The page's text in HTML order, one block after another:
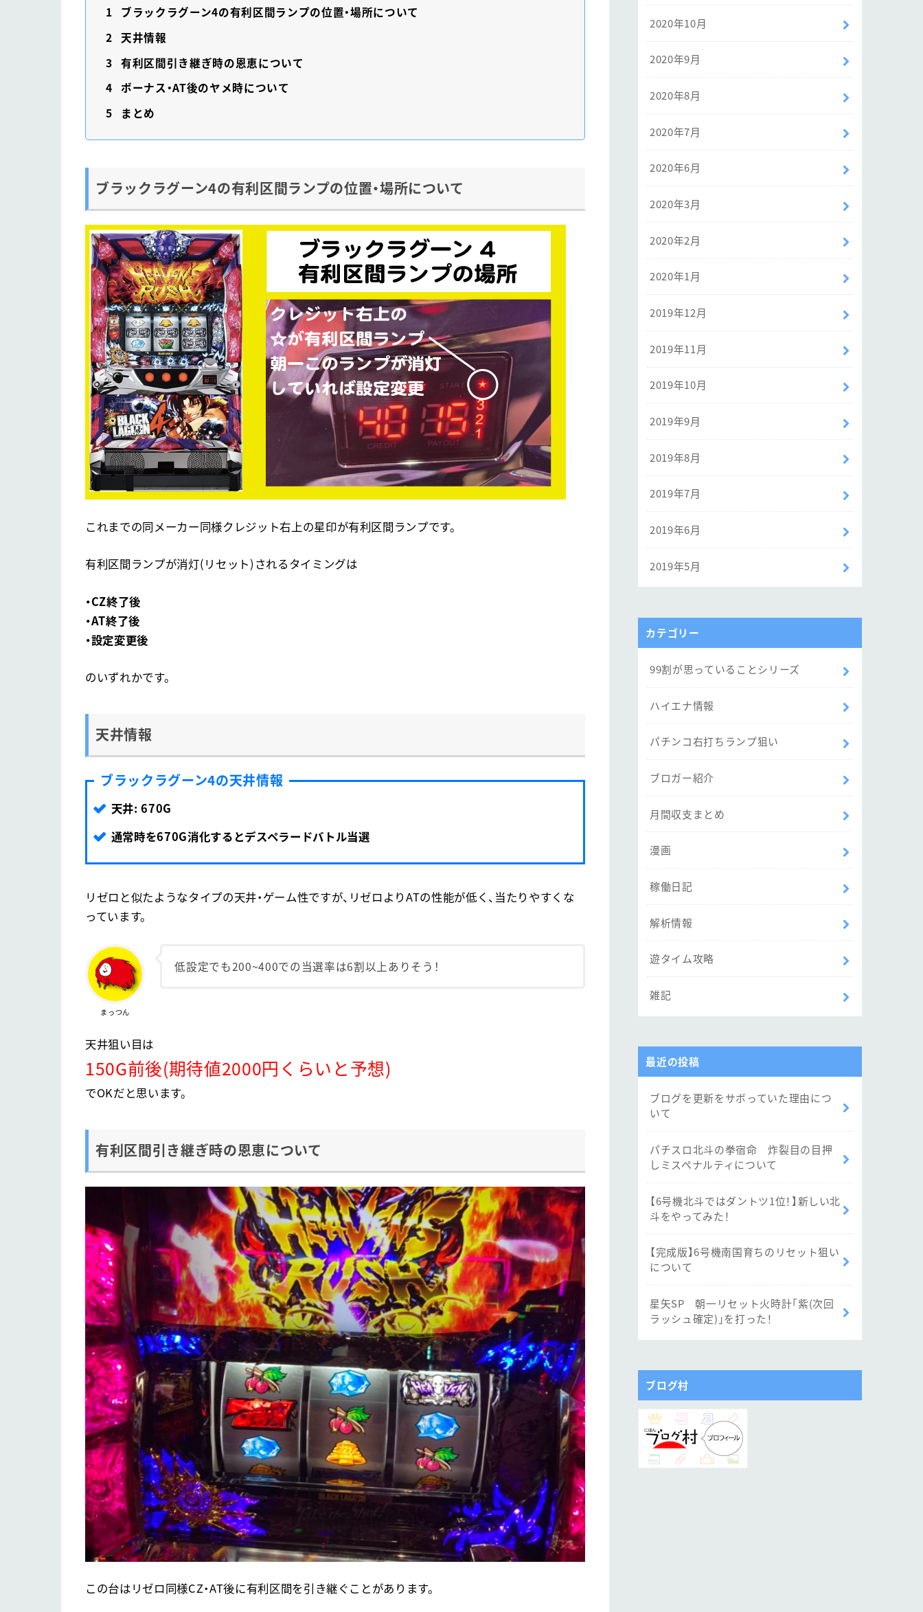
1
ブラックラグーン4の有利区間ランプの位置・場所について
2 天井情報
3 有利区間引き継ぎ時の恩恵について
4 ボーナス・AT後のヤメ時について
5
まとめ
ブラックラグーン4の有利区間ランプの位置・場所について
これまでの同メーカー同様クレジット右上の星印が有利区間ランプです。
有利区間ランプが消灯(リセット)されるタイミングは
・CZ終了後
・AT終了後
・設定変更後
のいずれかです。
天井情報
ブラックラグーン4の天井情報
天井: 670G
通常時を670G消化するとデスペラードバトル当選
リゼロと似たようなタイプの天井・ゲーム性ですが、リゼロよりATの性能が低く、当たりやすくな
っています。
まっつん
低設定でも200~400での当選率は6割以上ありそう！
天井狙い目は
150G前後(期待値2000円くらいと予想)
でOKだと思います。
有利区間引き継ぎ時の恩恵について
この台はリゼロ同様CZ・AT後に有利区間を引き継ぐことがあります。
2020年10月
2020年9月
2020年8月
2020年7月
2020年6月
2020年3月
2020年2月
2020年1月
2019年12月
2019年11月
2019年10月
2019年9月
2019年8月
2019年7月
2019年6月
2019年5月
カテゴリー
99割が思っていることシリーズ
ハイエナ情報
パチンコ右打ちランプ狙い
ブロガー紹介
月間収支まとめ
漫画
稼働日記
解析情報
遊タイム攻略
雑記
最近の投稿
ブログを更新をサボっていた理由につ
いて
パチスロ北斗の拳宿命 炸裂目の目押
しミスペナルティについて
【6号機北斗ではダントツ1位！】新しい北
斗をやってみた！
【完成版】6号機南国育ちのリセット狙い
について
星矢SP 朝一リセット火時計「紫(次回
ラッシュ確定)」を打った！
ブログ村